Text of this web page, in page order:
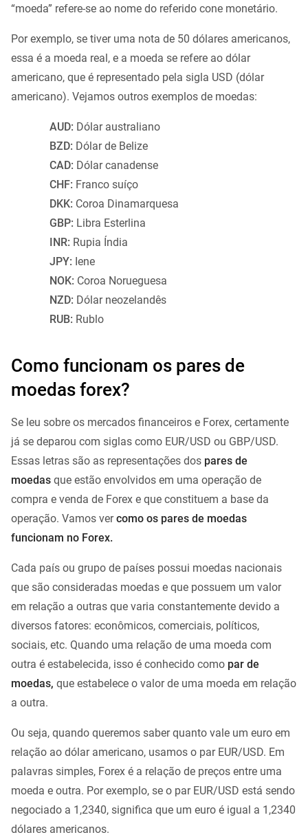
“moeda” refere-se ao nome do referido cone monetário.
Por exemplo, se tiver uma nota de 50 dólares americanos,
essa é a moeda real, e a moeda se refere ao dólar
americano, que é representado pela sigla USD (dólar
americano). Vejamos outros exemplos de moedas:
AUD: Dólar australiano
BZD: Dólar de Belize
CAD: Dólar canadense
CHF: Franco suíço
DKK: Coroa Dinamarquesa
GBP: Libra Esterlina
INR: Rupia Índia
JPY: Iene
NOK: Coroa Norueguesa
NZD: Dólar neozelandês
RUB: Rublo
Como funcionam os pares de
moedas forex?
Se leu sobre os mercados financeiros e Forex, certamente
já se deparou com siglas como EUR/USD ou GBP/USD.
Essas letras são as representações dos pares de
moedas que estão envolvidos em uma operação de
compra e venda de Forex e que constituem a base da
operação. Vamos vercomo os pares de moedas
funcionam no Forex.
Cada país ou grupo de países possui moedas nacionais
que são consideradas moedas e que possuem um valor
em relação a outras que varia constantemente devido a
diversos fatores: econômicos, comerciais, políticos,
sociais, etc. Quando uma relação de uma moeda com
outra é estabelecida, isso é conhecido como par de
moedas, que estabelece o valor de uma moeda em relação
a outra.
Ou seja, quando queremos saber quanto vale um euro em
relação ao dólar americano, usamos o par EUR/USD. Em
palavras simples, Forex é a relação de preços entre uma
moeda e outra. Por exemplo, se o par EUR/USD está sendo
negociado a 1,2340, significa que um euro é igual a 1,2340
dólares americanos.